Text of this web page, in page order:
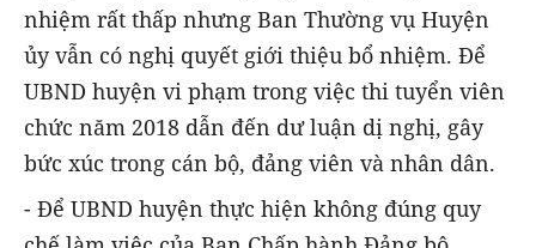
nhiệm rất thấp nhưng Ban Thường vụ Huyện
ủy vẫn có nghị quyết giới thiệu bổ nhiệm. Để
UBND huyện vi phạm trong việc thi tuyển viên
chức năm 2018 dẫn đến dư luận dị nghị, gây
bức xúc trong cán bộ, đảng viên và nhân dân.
- Để UBND huyện thực hiện không đúng quy